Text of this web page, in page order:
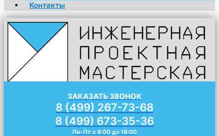
Контакты
ЗАКАЗАТЬ ЗВОНОК
8 (499) 267-73-68
8 (499) 673-35-36
Пн-Пт с 8:00 до 18:00